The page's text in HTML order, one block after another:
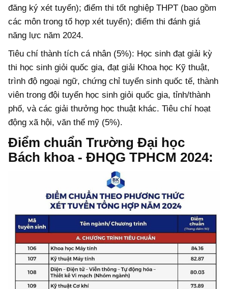
đăng ký xét tuyển); điểm thi tốt nghiệp THPT (bao gồm
các môn trong tổ hợp xét tuyển); điểm thi đánh giá
năng lực năm 2024.
Tiêu chí thành tích cá nhân (5%): Học sinh đạt giải kỳ
thi học sinh giỏi quốc gia, đạt giải Khoa học Kỹ thuật,
trình độ ngoại ngữ, chứng chỉ tuyển sinh quốc tế, thành
viên trong đội tuyển học sinh giỏi quốc gia, tỉnh/thành
phố, và các giải thưởng học thuật khác. Tiêu chí hoạt
động xã hội, văn thể mỹ (5%).
Điểm chuẩn Trường Đại học
Bách khoa - ĐHQG TPHCM 2024: